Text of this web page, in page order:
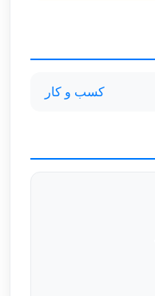
کسب و کار